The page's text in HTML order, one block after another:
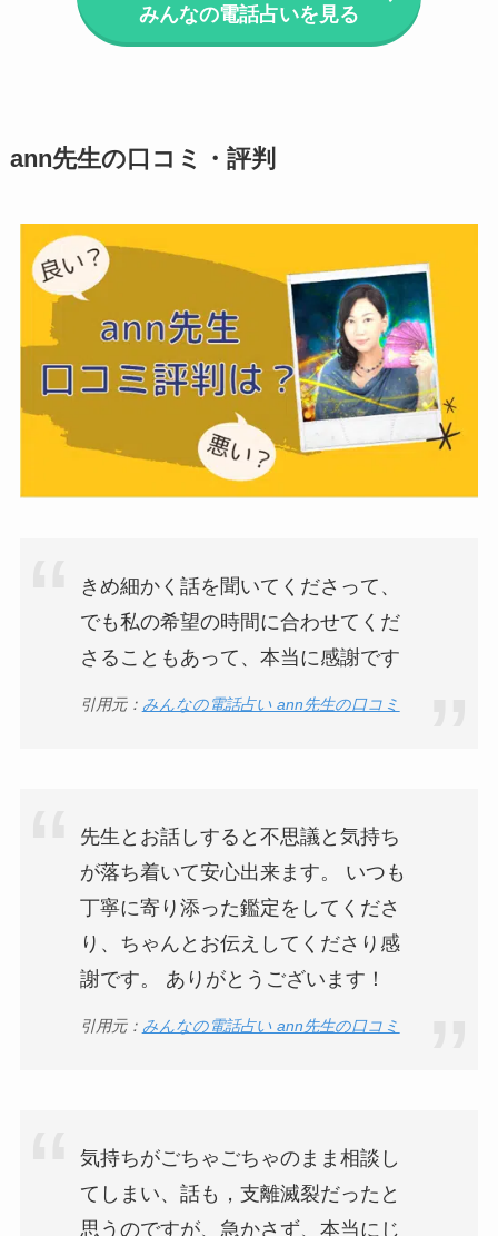
みんなの電話占いを見る
ann先生の口コミ・評判
きめ細かく話を聞いてくださって、
でも私の希望の時間に合わせてくだ
さることもあって、本当に感謝です
引用元： みんなの電話占い ann先生の口コミ
先生とお話しすると不思議と気持ち
が落ち着いて安心出来ます。 いつも
丁寧に寄り添った鑑定をしてくださ
り、ちゃんとお伝えしてくださり感
謝です。 ありがとうございます！
引用元： みんなの電話占い ann先生の口コミ
気持ちがごちゃごちゃのまま相談し
てしまい、話も，支離滅裂だったと
思うのですが、急かさず、本当にじ